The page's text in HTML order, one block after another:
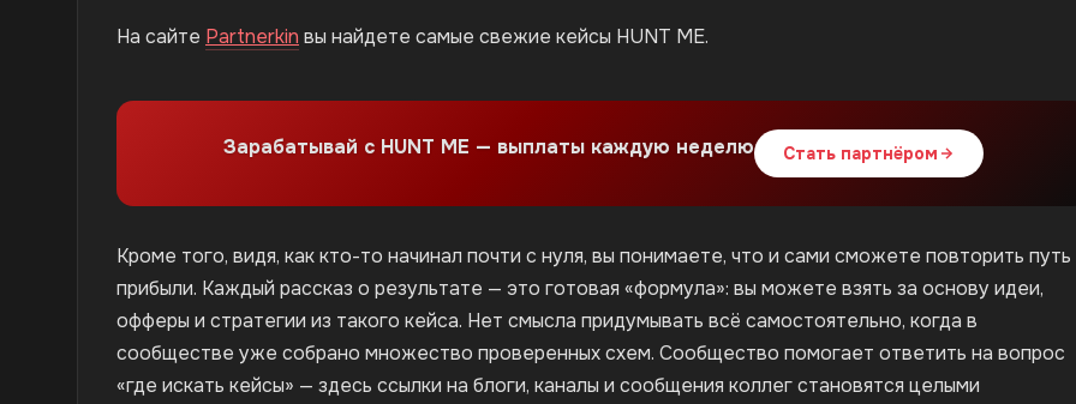
На сайте Partnerkin вы найдете самые свежие кейсы HUNT ME.
Зарабатывай с HUNT ME — выплаты каждую неделю Стать партнёром
Кроме того, видя, как кто-то начинал почти с нуля, вы понимаете, что и сами сможете повторить путь
прибыли. Каждый рассказ о результате — это готовая «формула»: вы можете взять за основу идеи,
офферы и стратегии из такого кейса. Нет смысла придумывать всё самостоятельно, когда в
сообществе уже собрано множество проверенных схем. Сообщество помогает ответить на вопрос
«где искать кейсы» — здесь ссылки на блоги, каналы и сообщения коллег становятся целыми